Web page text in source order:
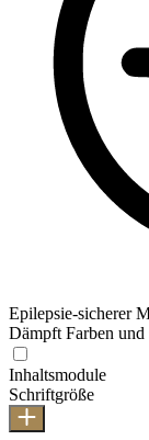
Epilepsie-sicherer
Dämpft Farben
Inhaltsmodule
Schriftgröße